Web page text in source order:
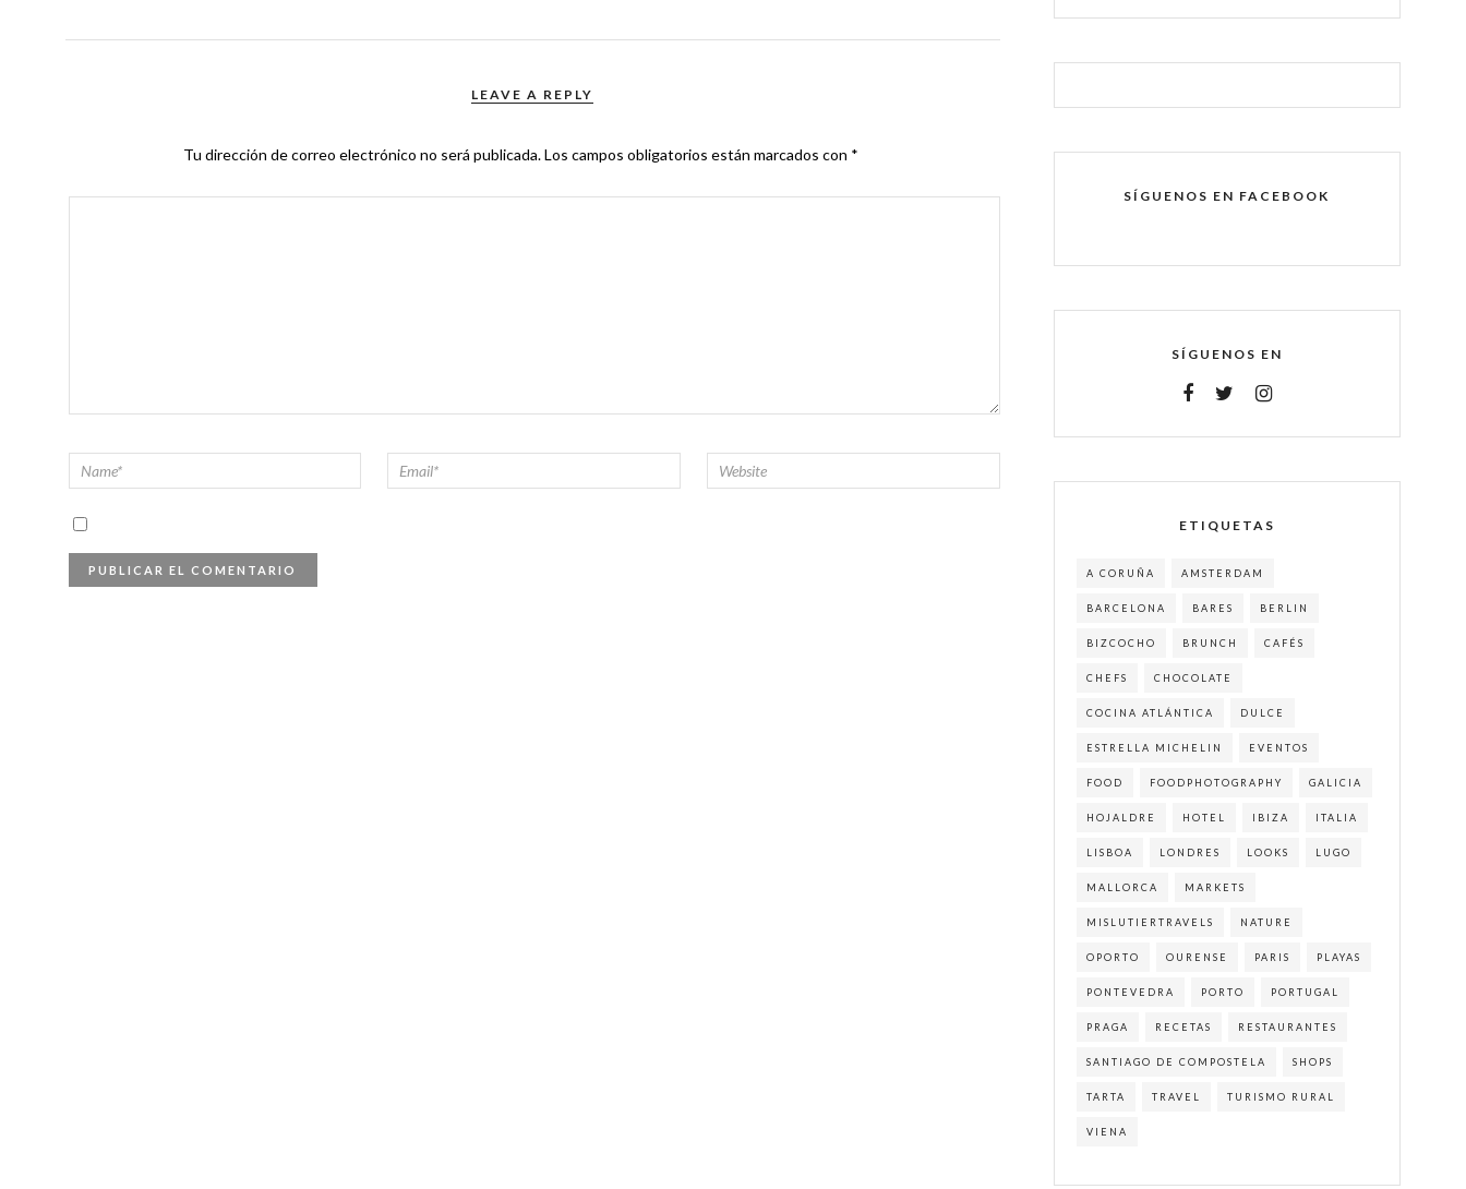
LEAVE A REPLY
Tu dirección de correo electrónico no será publicada.Los campos obligatorios están marcados con *
SÍGUENOS EN FACEBOOK
SÍGUENOS EN
ETIQUETAS
A CORUÑA AMSTERDAM
BARCELONA BARES BERLIN
BIZCOCHO BRUNCH CAFÉS
CHEFS CHOCOLATE
COCINA ATLÁNTICA DULCE
ESTRELLA MICHELIN EVENTOS
FOOD FOODPHOTOGRAPHY GALICIA
HOJALDRE HOTEL IBIZA ITALIA
LISBOA LONDRES LOOKS LUGO
MALLORCA MARKETS
MISLUTIERTRAVELS NATURE
OPORTO OURENSE PARIS PLAYAS
PONTEVEDRA PORTO PORTUGAL
PRAGA RECETAS RESTAURANTES
SANTIAGO DE COMPOSTELA SHOPS
TARTA TRAVEL TURISMO RURAL
VIENA